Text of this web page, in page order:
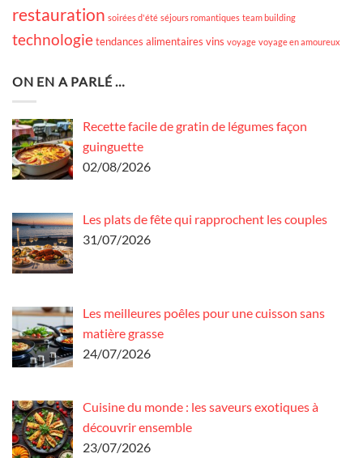
restauration soirées d'été séjours romantiques team building
technologietendances alimentaires vins voyage voyage en amoureux
ON EN A PARLÉ …
Recette facile de gratin de légumes façon
guinguette
02/08/2026
Les plats de fête qui rapprochent les couples
31/07/2026
Les meilleures poêles pour une cuisson sans
matière grasse
24/07/2026
Cuisine du monde : les saveurs exotiques à
découvrir ensemble
23/07/2026